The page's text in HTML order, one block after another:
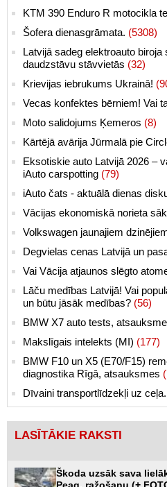
KTM 390 Enduro R motocikla
Šofera dienasgrāmata. (5308)
Latvijā sadeg elektroauto
daudzstāvu stāvvietās (32)
Krievijas iebrukums Ukrainā!
Vecas konfektes bērniem! Vai
Moto salidojums Ķemeros (8)
Kārtējā avārija Jūrmalā pie
Eksotiskie auto Latvijā 2026 –
iAuto carspotting (79)
iAuto čats - aktuālā dienas
Vācijas ekonomiskā norieta
Volkswagen jaunajiem
Degvielas cenas Latvijā un
Vai Vācija atjaunos slēgto
Lāču medības Latvijā! Vai
un būtu jāsāk medības? (56)
BMW X7 auto tests,
Makslīgais intelekts (MI) (177)
BMW F10 un X5 (E70/F15)
diagnostika Rīgā, atsauksmes
Dīvaini transportlīdzekļi uz ceļa.
LASĪTĀKIE RAKSTI
Škoda uzsāk sava
Peaq, ražošanu (+